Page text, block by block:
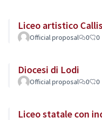
Liceo artistico
Official proposal 0 0
Diocesi di Lodi
Official proposal 0 0
Liceo statale con